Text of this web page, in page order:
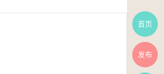
首页
发布